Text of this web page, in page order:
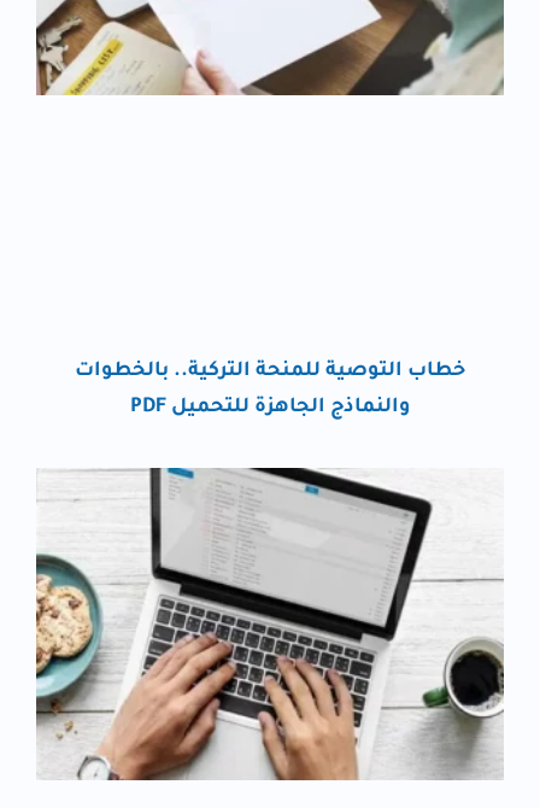
خطاب التوصية للمنحة التركية.. بالخطوات
والنماذج الجاهزة للتحميل PDF